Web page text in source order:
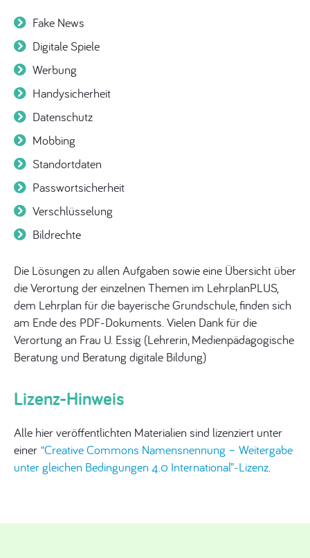
Fake News
Digitale Spiele
Werbung
Handysicherheit
Datenschutz
Mobbing
Standortdaten
Passwortsicherheit
Verschlüsselung
Bildrechte
Die Lösungen zu allen Aufgaben sowie eine Übersicht über
die Verortung der einzelnen Themen im LehrplanPLUS,
dem Lehrplan für die bayerische Grundschule, finden sich
am Ende des PDF-Dokuments. Vielen Dank für die
Verortung an Frau U. Essig (Lehrerin, Medienpädagogische
Beratung und Beratung digitale Bildung)
Lizenz-Hinweis
Alle hier veröffentlichten Materialien sind lizenziert unter
einer “Creative Commons Namensnennung – Weitergabe
unter gleichen Bedingungen 4.0 International”-Lizenz.